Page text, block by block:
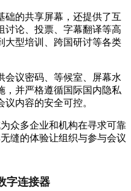
础的共享屏幕，还提供了互
讨论、投票、字幕翻译等高
大型培训、跨国研讨等各类
会议密码、等候室、屏幕水
，并严格遵循国际国内隐私
内容的安全可控。
为众多企业和机构在寻求可靠
缝的体验让组织与参与会议
字连接器